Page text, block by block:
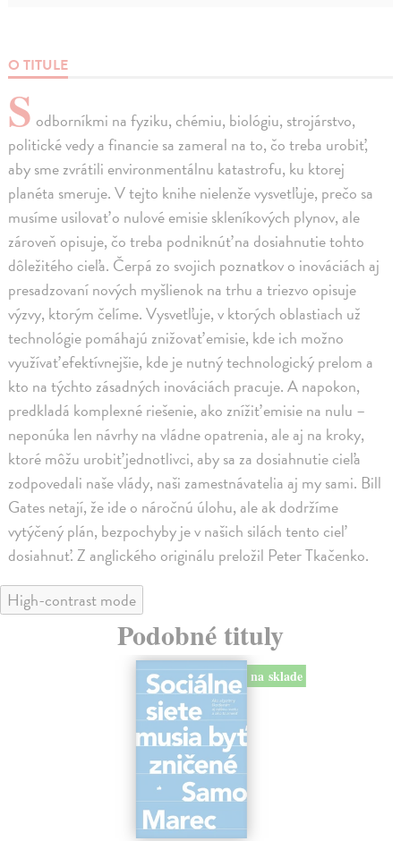
O TITULE
S odborníkmi na fyziku, chémiu, biológiu, strojárstvo,
politické vedy a financie sa zameral na to, čo treba urobiť,
aby sme zvrátili environmentálnu katastrofu, ku ktorej
planéta smeruje. V tejto knihe nielenže vysvetľuje, prečo sa
musíme usilovať o nulové emisie skleníkových plynov, ale
zároveň opisuje, čo treba podniknúť na dosiahnutie tohto
dôležitého cieľa. Čerpá zo svojich poznatkov o inováciách aj
presadzovaní nových myšlienok na trhu a triezvo opisuje
výzvy, ktorým čelíme. Vysvetľuje, v ktorých oblastiach už
technológie pomáhajú znižovať emisie, kde ich možno
využívať efektívnejšie, kde je nutný technologický prelom a
kto na týchto zásadných inováciách pracuje. A napokon,
predkladá komplexné riešenie, ako znížiť emisie na nulu –
neponúka len návrhy na vládne opatrenia, ale aj na kroky,
ktoré môžu urobiť jednotlivci, aby sa za dosiahnutie cieľa
zodpovedali naše vlády, naši zamestnávatelia aj my sami. Bill
Gates netají, že ide o náročnú úlohu, ale ak dodržíme
vytýčený plán, bezpochyby je v našich silách tento cieľ
dosiahnuť. Z anglického originálu preložil Peter Tkačenko.
High-contrast mode
Podobné tituly
na sklade